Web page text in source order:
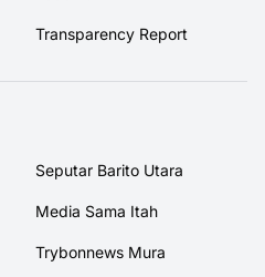
Transparency Report
Seputar Barito Utara
Media Sama Itah
Trybonnews Mura